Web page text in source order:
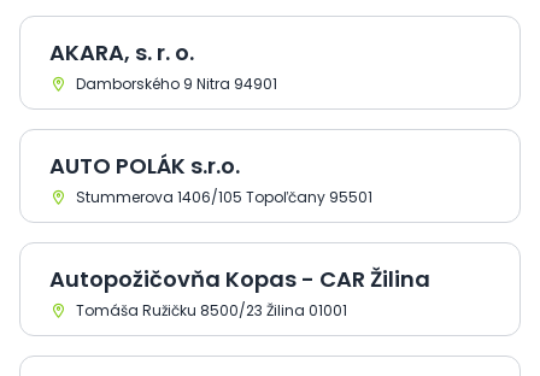
AKARA, s. r. o.
Damborského 9 Nitra 94901
AUTO POLÁK s.r.o.
Stummerova 1406/105 Topoľčany 95501
Autopožičovňa Kopas - CAR Žilina
Tomáša Ružičku 8500/23 Žilina 01001